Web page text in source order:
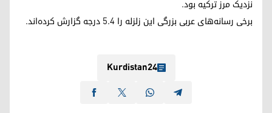
نزدیک مرز ترکیه بود.
برخی رسانه‌های عربی بزرگی این زلزله را ۵.۴ درجه گزارش کرده‌اند.
Kurdistan24